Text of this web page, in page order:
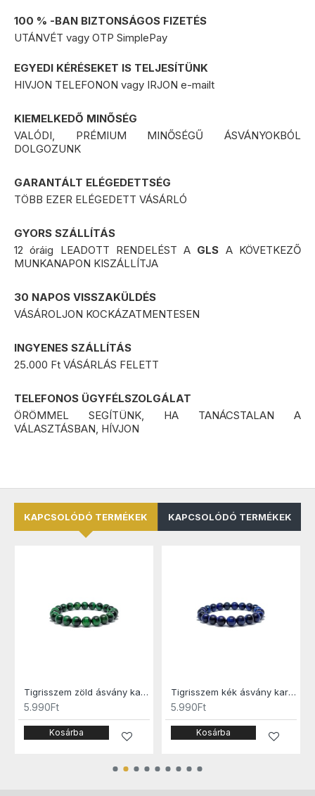
25.000 Ft feletti vásárlás esetén, a
szállításingyenes!
esetén !
* A GLS futárszolgálat:
munkanapon kiszállítja
a 12 óra után leadott rendelést, a rendelés napja utáni
második munkanapon szállítja ki
Azonnali bankkártyás online fizetés:
esetben nincsutánvét díj
100 % -BAN BIZTONSÁGOS FIZETÉS
UTÁNVÉT vagy OTP SimplePay
EGYEDI KÉRÉSEKET IS TELJESÍTÜNK
HIVJON TELEFONON vagy IRJON e-mailt
KIEMELKEDŐ MINŐSÉG
VALÓDI, PRÉMIUM MINŐSÉGŰ ÁSVÁNYOKBÓL
DOLGOZUNK
GARANTÁLT ELÉGEDETTSÉG
TÖBB EZER ELÉGEDETT VÁSÁRLÓ
GYORS SZÁLLÍTÁS
12 óráig LEADOTT RENDELÉST A GLS A KÖVETKEZŐ
MUNKANAPON KISZÁLLÍTJA
30 NAPOS VISSZAKÜLDÉS
VÁSÁROLJON KOCKÁZATMENTESEN
INGYENES SZÁLLÍTÁS
25.000 Ft VÁSÁRLÁS FELETT
TELEFONOS ÜGYFÉLSZOLGÁLAT
ÖRÖMMEL SEGÍTÜNK, HA TANÁCSTALAN A
VÁLASZTÁSBAN, HÍVJON
KAPCSOLÓDÓ TERMÉKEK KAPCSOLÓDÓ TERMÉKEK
Tigrisszem zöld ásvány karkötő
5.990Ft
Kosárba
Tigrisszem kék ásvány karkötő
5.990Ft
Kosárba